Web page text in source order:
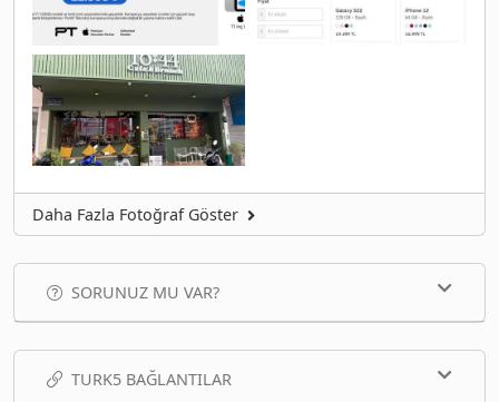
Daha Fazla Fotoğraf Göster
SORUNUZ MU VAR?
TURK5 BAĞLANTILAR